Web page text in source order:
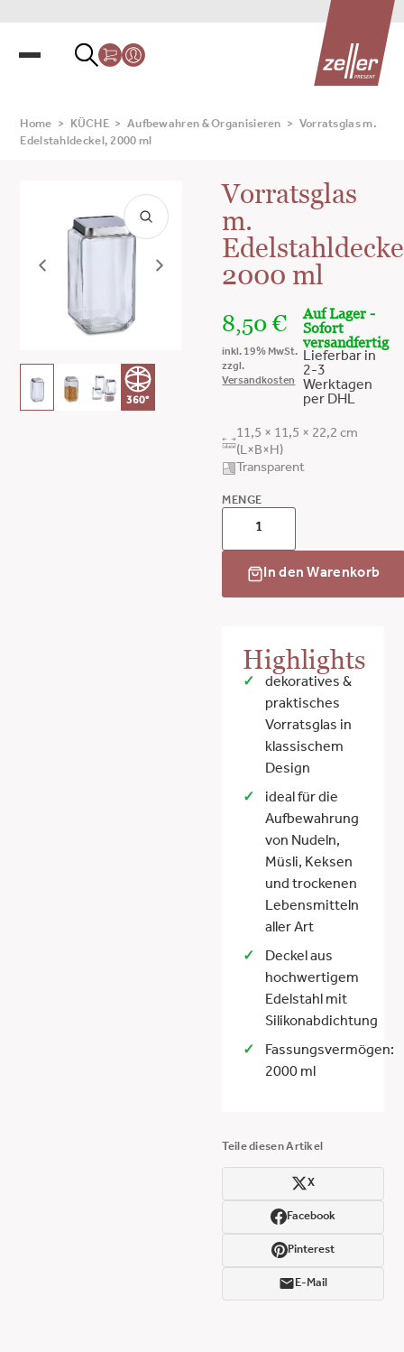
Home > KÜCHE > Aufbewahren & Organisieren >
Vorratsglas m.
Edelstahldeckel, 2000 ml
360°
Vorratsglas
m.
2000 ml
8,50€
inkl. 19% MwSt.
zzgl.
Versandkosten
Auf Lager -
Sofort
versandfertig
Lieferbar in
2-3
Werktagen
per DHL
11,5 × 11,5 × 22,2 cm
(L×B×H)
Transparent
MENGE
In den Warenkorb
Highlights
dekoratives &
praktisches
Vorratsglas in
klassischem
Design
ideal für die
Aufbewahrung
von Nudeln,
Müsli, Keksen
und trockenen
Lebensmitteln
aller Art
Deckel aus
hochwertigem
Edelstahl mit
Silikonabdichtung
Fassungsvermögen:
2000 ml
Teile diesen Artikel
X
Facebook
Pinterest
E-Mail